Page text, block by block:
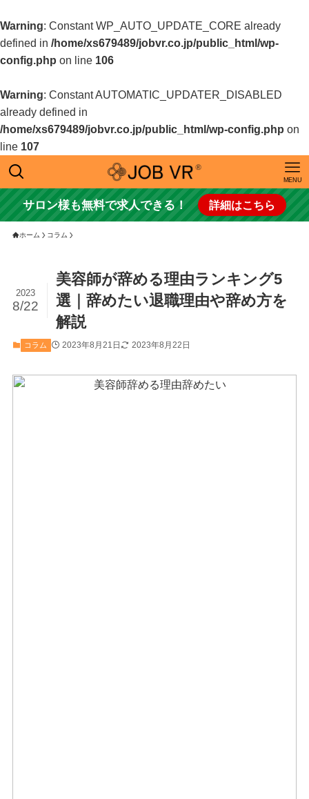
Warning: Constant WP_AUTO_UPDATE_CORE already
defined in /home/xs679489/jobvr.co.jp/public_html/wp-
config.php on line 106
Warning: Constant AUTOMATIC_UPDATER_DISABLED
already defined in
/home/xs679489/jobvr.co.jp/public_html/wp-config.php on
line 107
MENU
サロン様も無料で求人できる！ 詳細はこちら
ホーム コラム
美容師が辞める理由ランキング5
選｜辞めたい退職理由や辞め方を
解説
2023
8/22
コラム 2023年8月21日 2023年8月22日